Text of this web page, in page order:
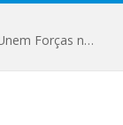
Consórcio Tapajós e Lideranças Regionais Unem Forças no Movimento Avança Tapajós.